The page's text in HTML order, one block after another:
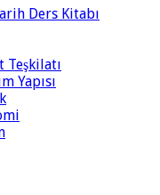
Ders Kitabı
Teşkilatı
Yapısı